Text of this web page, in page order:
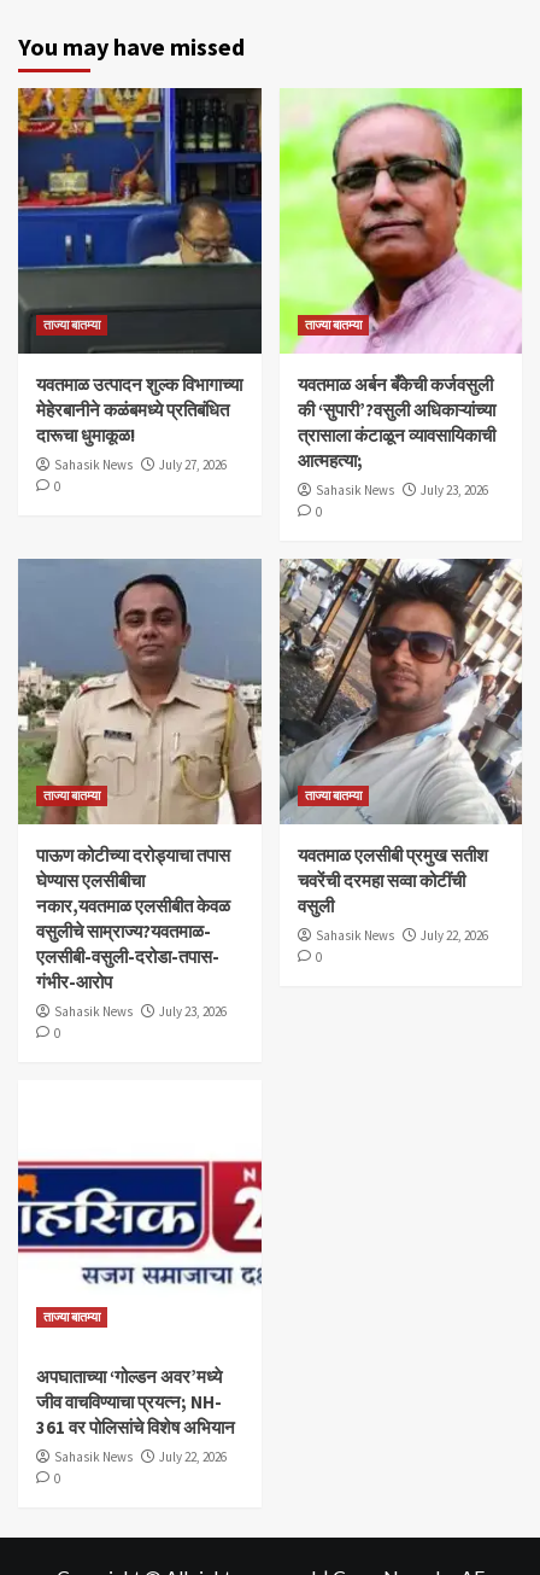
You may have missed
ताज्या बातम्या
यवतमाळ उत्पादन शुल्क विभागाच्या
मेहेरबानीने कळंबमध्ये प्रतिबंधित
दारूचा धुमाकूळ!
Sahasik News
July 27, 2026
0
ताज्या बातम्या
​यवतमाळ अर्बन बँकेची कर्जवसुली
की ‘सुपारी’?वसुली अधिकाऱ्यांच्या
त्रासाला कंटाळून व्यावसायिकाची
आत्महत्या;
Sahasik News
July 23, 2026
0
ताज्या बातम्या
पाऊण कोटीच्या दरोड्याचा तपास
घेण्यास एलसीबीचा
नकार,यवतमाळ एलसीबीत केवळ
वसुलीचे साम्राज्य?यवतमाळ-
एलसीबी-वसुली-दरोडा-तपास-
गंभीर-आरोप
Sahasik News
July 23, 2026
0
ताज्या बातम्या
यवतमाळ एलसीबी प्रमुख सतीश
चवरेंची दरमहा सव्वा कोटींची
वसुली
Sahasik News
July 22, 2026
0
ताज्या बातम्या
अपघाताच्या ‘गोल्डन अवर’मध्ये
जीव वाचविण्याचा प्रयत्न; NH-
361 वर पोलिसांचे विशेष अभियान
Sahasik News
July 22, 2026
0